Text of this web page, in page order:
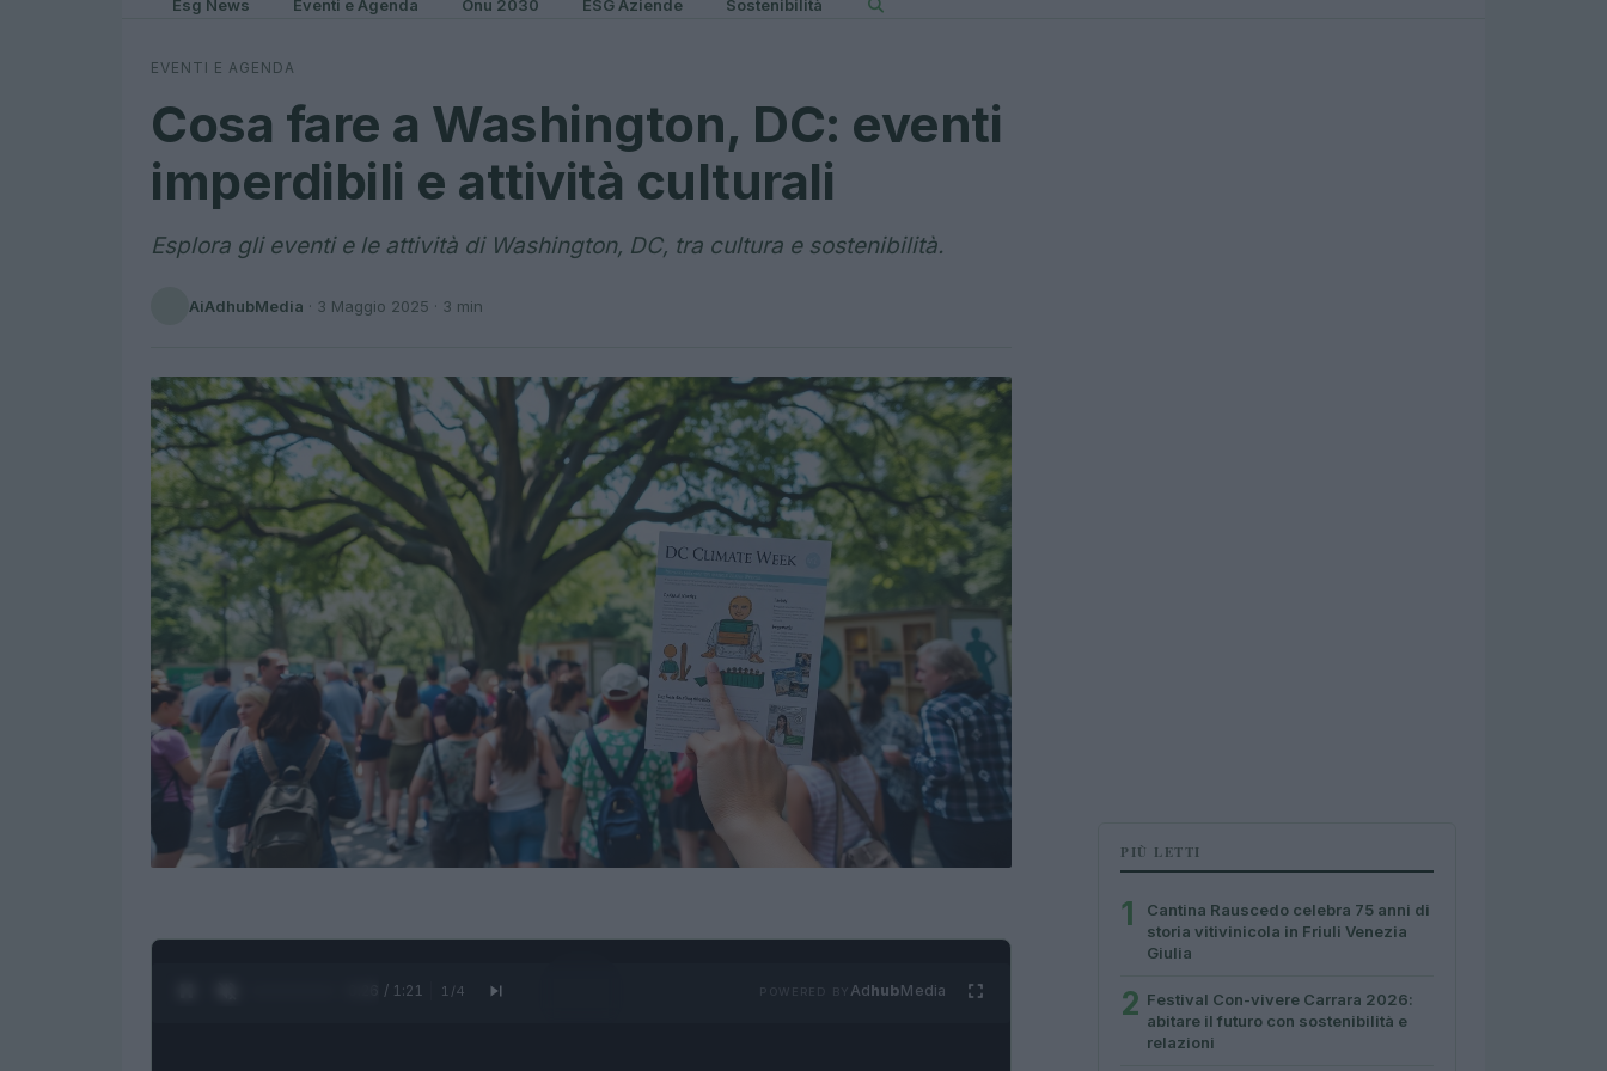
Esg News Eventi e Agenda Onu 2030 ESG Aziende Sostenibilità
EVENTI E AGENDA
Cosa fare a Washington, DC: eventi
imperdibili e attività culturali
Esplora gli eventi e le attività di Washington, DC, tra cultura e sostenibilità.
AiAdhubMedia · 3 Maggio 2025 · 3 min
0:28 / 1:21 1 /4 AdhubMedia
PIÙ LETTI
1
Cantina Rauscedo celebra 75 anni di
storia vitivinicola in Friuli Venezia
Giulia
2 Festival Con-vivere Carrara 2026:
abitare il futuro con sostenibilità e
relazioni